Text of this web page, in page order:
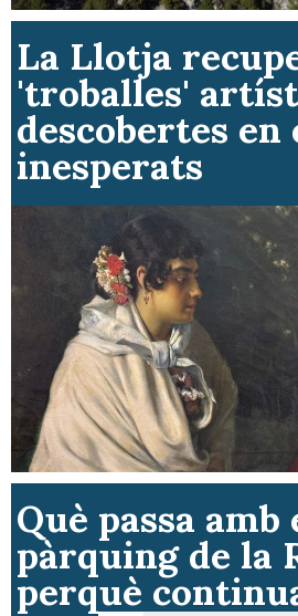
La Llotja
'troballes'
descobertes en
inesperats
Què passa amb
pàrquing de la
perquè